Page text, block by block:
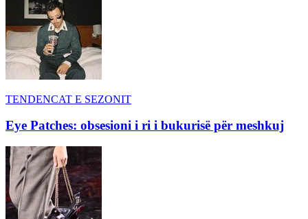
TENDENCAT E SEZONIT
Eye Patches: obsesioni i ri i bukurisë për meshkuj